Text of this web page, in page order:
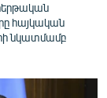
հայկական
նկատմամբ